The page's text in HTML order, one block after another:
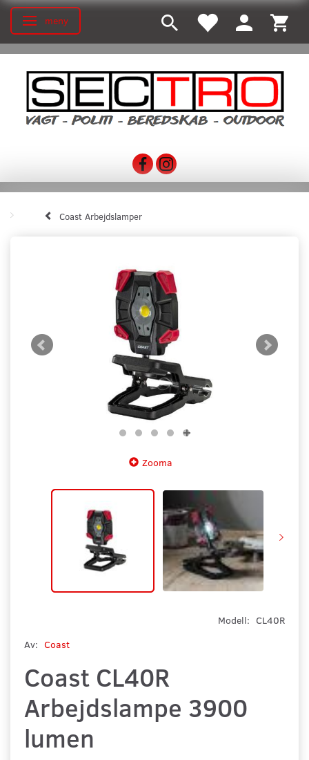
Ändra navigering
meny
Coast Arbejdslamper
Zooma
Modell: CL40R
Av: Coast
Coast CL40R
Arbejdslampe 3900
lumen